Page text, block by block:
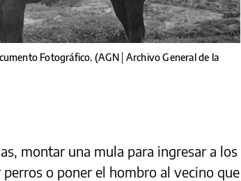
Fotográfico. (AGN│Archivo General de la
montar una mula para ingresar a los
o poner el hombro al vecino que